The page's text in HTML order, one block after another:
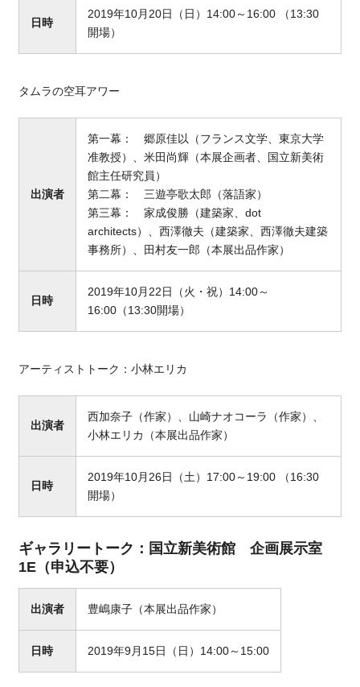
日時
2019年10月20日（日）14:00～16:00 （13:30
開場）
タムラの空耳アワー
出演者
第一幕： 郷原佳以（フランス文学、東京大学
准教授）、米田尚輝（本展企画者、国立新美術
館主任研究員）
第二幕： 三遊亭歌太郎（落語家）
第三幕： 家成俊勝（建築家、dot
architects）、西澤徹夫（建築家、西澤徹夫建築
事務所）、田村友一郎（本展出品作家）
日時
2019年10月22日（火・祝）14:00～
16:00（13:30開場）
アーティストトーク：小林エリカ
出演者
西加奈子（作家）、山崎ナオコーラ（作家）、
小林エリカ（本展出品作家）
日時
2019年10月26日（土）17:00～19:00 （16:30
開場）
ギャラリートーク：国立新美術館 企画展示室
1E（申込不要）
出演者 豊嶋康子（本展出品作家）
日時 2019年9月15日（日）14:00～15:00